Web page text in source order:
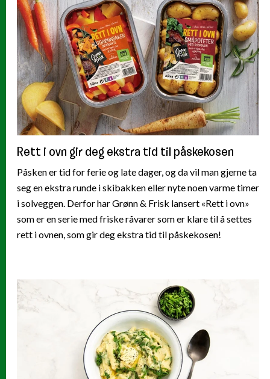
Rett i ovn gir deg ekstra tid til påskekosen
Påsken er tid for ferie og late dager, og da vil man gjerne ta
seg en ekstra runde i skibakken eller nyte noen varme timer
i solveggen. Derfor har Grønn & Frisk lansert «Rett i ovn»
som er en serie med friske råvarer som er klare til å settes
rett i ovnen, som gir deg ekstra tid til påskekosen!